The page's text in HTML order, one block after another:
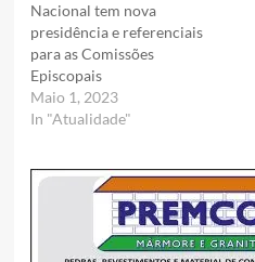
Nacional tem nova
presidência e referenciais
para as Comissões
Episcopais
Maio 1, 2023
In "Atualidade"